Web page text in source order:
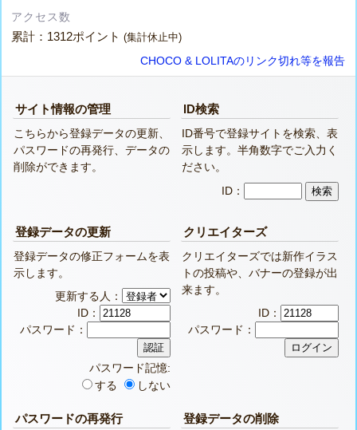
アクセス数
累計：1312ポイント(集計休止中)
CHOCO & LOLITAのリンク切れ等を報告
サイト情報の管理
こちらから登録データの更新、
パスワードの再発行、データの
削除ができます。
ID検索
ID番号で登録サイトを検索、表
示します。半角数字でご入力く
ださい。
ID：
登録データの更新
登録データの修正フォームを表
示します。
更新する人：
ID：
パスワード：
パスワード記憶:
する
しない
クリエイターズ
クリエイターズでは新作イラス
トの投稿や、バナーの登録が出
来ます。
ID：
パスワード：
パスワードの再発行 登録データの削除